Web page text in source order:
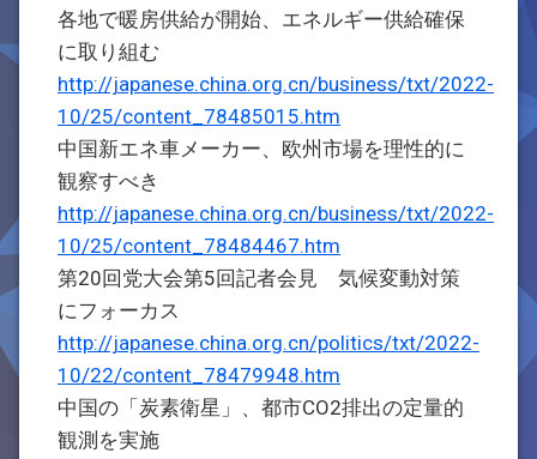
各地で暖房供給が開始、エネルギー供給確保
に取り組む
http://japanese.china.org.cn/business/txt/2022-
10/25/content_78485015.htm
中国新エネ車メーカー、欧州市場を理性的に
観察すべき
http://japanese.china.org.cn/business/txt/2022-
10/25/content_78484467.htm
第20回党大会第5回記者会見 気候変動対策
にフォーカス
http://japanese.china.org.cn/politics/txt/2022-
10/22/content_78479948.htm
中国の「炭素衛星」、都市CO2排出の定量的
観測を実施